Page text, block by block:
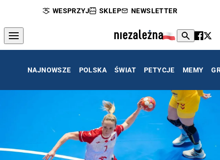
WESPRZYJ SKLEP NEWSLETTER
NAJNOWSZE POLSKA ŚWIAT PETYCJE MEMY